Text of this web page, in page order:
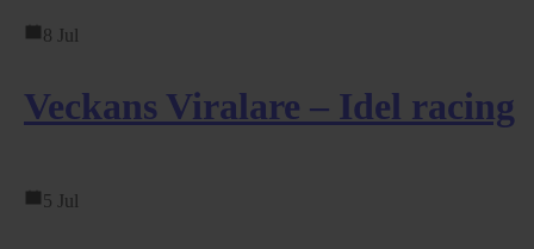
8 Jul
Veckans Viralare – Idel racing
5 Jul